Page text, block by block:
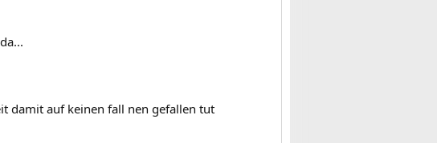
damit auf keinen fall nen gefallen tut